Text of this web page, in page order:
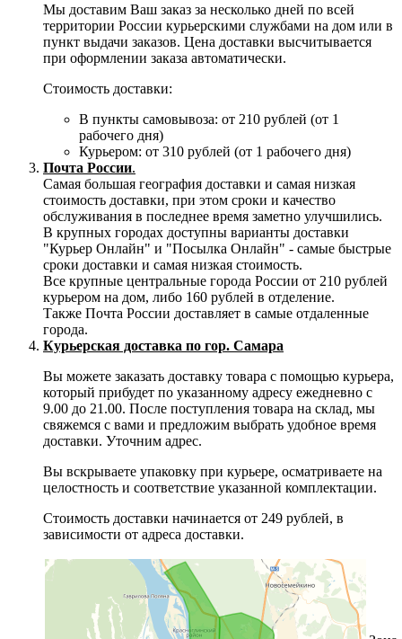
Мы доставим Ваш заказ за несколько дней по всей
территории России курьерскими службами на дом или в
пункт выдачи заказов. Цена доставки высчитывается
при оформлении заказа автоматически.
Стоимость доставки:
В пункты самовывоза: от 210 рублей (от 1
рабочего дня)
Курьером: от 310 рублей (от 1 рабочего дня)
Почта России.
Самая большая география доставки и самая низкая
стоимость доставки, при этом сроки и качество
обслуживания в последнее время заметно улучшились.
В крупных городах доступны варианты доставки
"Курьер Онлайн" и "Посылка Онлайн" - самые быстрые
сроки доставки и самая низкая стоимость.
Все крупные центральные города России от 210 рублей
курьером на дом, либо 160 рублей в отделение.
Также Почта России доставляет в самые отдаленные
города.
Курьерская доставка по гор. Самара
Вы можете заказать доставку товара с помощью курьера,
который прибудет по указанному адресу ежедневно с
9.00 до 21.00. После поступления товара на склад, мы
свяжемся с вами и предложим выбрать удобное время
доставки. Уточним адрес.
Вы вскрываете упаковку при курьере, осматриваете на
целостность и соответствие указанной комплектации.
Стоимость доставки начинается от 249 рублей, в
зависимости от адреса доставки.